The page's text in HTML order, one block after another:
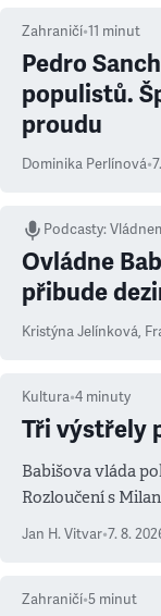
Zahraničí•11 minut
Pedro
populistů.
proudu
Dominika Perlínová•
Podcasty:
Ovládne
přibude
Kristýna Jelínková,
Kultura•4 minuty
Tři výstřely
Babišova vláda
Rozloučení s
salvy i kritika
Jan H. Vitvar•7. 8.
Zahraničí•5 minut